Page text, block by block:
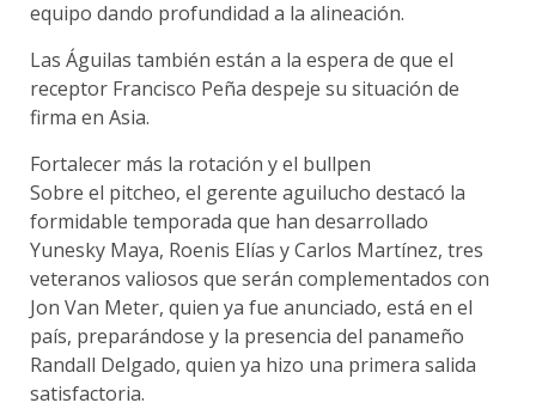
equipo dando profundidad a la alineación.
Las Águilas también están a la espera de que el
receptor Francisco Peña despeje su situación de
firma en Asia.
Fortalecer más la rotación y el bullpen
Sobre el pitcheo, el gerente aguilucho destacó la
formidable temporada que han desarrollado
Yunesky Maya, Roenis Elías y Carlos Martínez, tres
veteranos valiosos que serán complementados con
Jon Van Meter, quien ya fue anunciado, está en el
país, preparándose y la presencia del panameño
Randall Delgado, quien ya hizo una primera salida
satisfactoria.